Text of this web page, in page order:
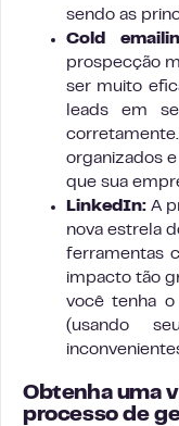
sendo as
Cold
prospecção
ser muito
leads em
organizados
que sua
LinkedIn: A
nova estrela
ferramentas
impacto tão
você tenha
(usando
Obtenha uma
processo de